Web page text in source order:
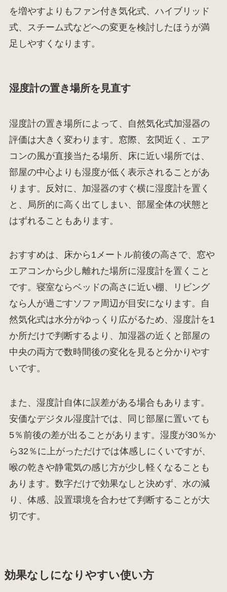
を増やすよりもファン付き気化式、ハイブリッド
式、スチーム式などへの変更を検討したほうが満
足しやすくなります。
湿度計の置き場所を見直す
湿度計の置き場所によって、自然気化式加湿器の
評価は大きく変わります。窓際、玄関近く、エア
コンの風が直接当たる場所、床に近い場所では、
部屋の中心よりも湿度が低く表示されることがあ
ります。反対に、加湿器のすぐ横に湿度計を置く
と、局所的に高く出てしまい、部屋全体の状態と
はずれることもあります。
おすすめは、床から1メートル前後の高さで、窓や
エアコンから少し離れた場所に湿度計を置くこと
です。寝室ならベッドの高さに近い棚、リビング
なら人が過ごすソファ周辺が目安になります。自
然気化式は水分がゆっくり広がるため、湿度計を1
か所だけで判断するより、加湿器の近くと部屋の
中央の両方で数時間後の変化を見ると分かりやす
いです。
また、湿度計自体に誤差がある場合もあります。
安価なデジタル湿度計では、同じ部屋に置いても
5％前後の差が出ることがあります。湿度が30％か
ら32％に上がっただけでは体感しにくいですが、
喉の乾きや静電気の感じ方が少し軽くなることも
あります。数字だけで効果なしと決めず、水の減
り、体感、設置環境を合わせて判断することが大
切です。
効果なしになりやすい使い方